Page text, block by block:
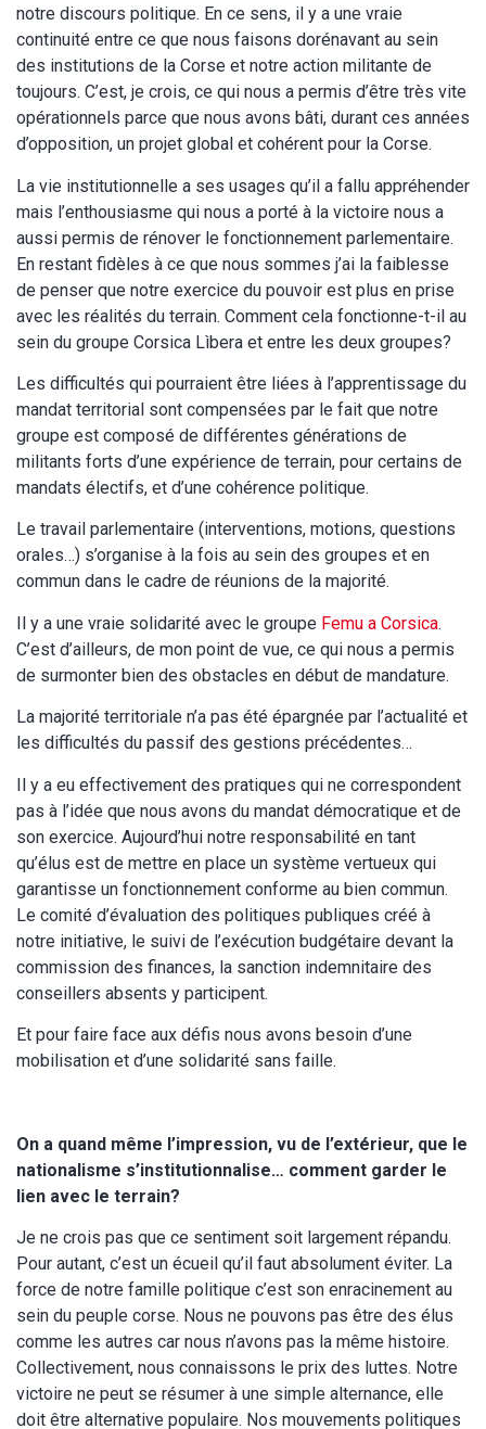
notre discours politique. En ce sens, il y a une vraie
continuité entre ce que nous faisons dorénavant au sein
des institutions de la Corse et notre action militante de
toujours. C’est, je crois, ce qui nous a permis d’être très vite
opérationnels parce que nous avons bâti, durant ces années
d’opposition, un projet global et cohérent pour la Corse.
La vie institutionnelle a ses usages qu’il a fallu appréhender
mais l’enthousiasme qui nous a porté à la victoire nous a
aussi permis de rénover le fonctionnement parlementaire.
En restant fidèles à ce que nous sommes j’ai la faiblesse
de penser que notre exercice du pouvoir est plus en prise
avec les réalités du terrain. Comment cela fonctionne-t-il au
sein du groupe Corsica Lìbera et entre les deux groupes?
Les difficultés qui pourraient être liées à l’apprentissage du
mandat territorial sont compensées par le fait que notre
groupe est composé de différentes générations de
militants forts d’une expérience de terrain, pour certains de
mandats électifs, et d’une cohérence politique.
Le travail parlementaire (interventions, motions, questions
orales…) s’organise à la fois au sein des groupes et en
commun dans le cadre de réunions de la majorité.
Il y a une vraie solidarité avec le groupe Femu a Corsica.
C’est d’ailleurs, de mon point de vue, ce qui nous a permis
de surmonter bien des obstacles en début de mandature.
La majorité territoriale n’a pas été épargnée par l’actualité et
les difficultés du passif des gestions précédentes…
Il y a eu effectivement des pratiques qui ne correspondent
pas à l’idée que nous avons du mandat démocratique et de
son exercice. Aujourd’hui notre responsabilité en tant
qu’élus est de mettre en place un système vertueux qui
garantisse un fonctionnement conforme au bien commun.
Le comité d’évaluation des politiques publiques créé à
notre initiative, le suivi de l’exécution budgétaire devant la
commission des finances, la sanction indemnitaire des
conseillers absents y participent.
Et pour faire face aux défis nous avons besoin d’une
mobilisation et d’une solidarité sans faille.
On a quand même l’impression, vu de l’extérieur, que le
nationalisme s’institutionnalise… comment garder le
lien avec le terrain?
Je ne crois pas que ce sentiment soit largement répandu.
Pour autant, c’est un écueil qu’il faut absolument éviter. La
force de notre famille politique c’est son enracinement au
sein du peuple corse. Nous ne pouvons pas être des élus
comme les autres car nous n’avons pas la même histoire.
Collectivement, nous connaissons le prix des luttes. Notre
victoire ne peut se résumer à une simple alternance, elle
doit être alternative populaire. Nos mouvements politiques